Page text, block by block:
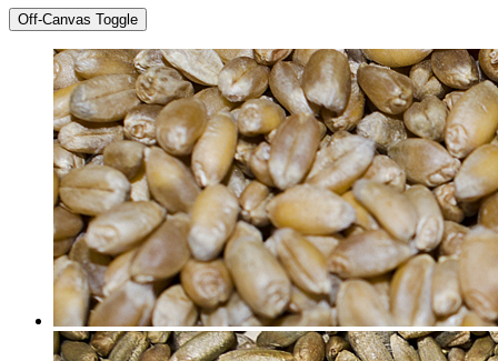
Off-Canvas Toggle